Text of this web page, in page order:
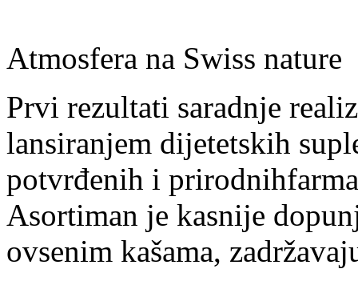
Atmosfera na Swiss nature
Prvi rezultati saradnje
lansiranjem dijetetskih
potvrđenih i prirodnih
Asortiman je kasnije
ovsenim kašama,